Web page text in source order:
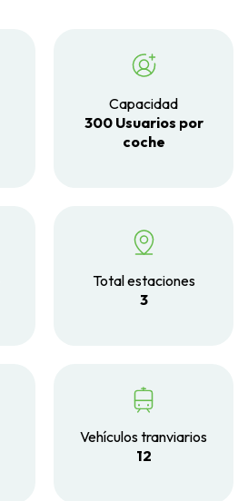
Capacidad
300 Usuarios por
coche
Total estaciones
3
Vehículos tranviarios
12